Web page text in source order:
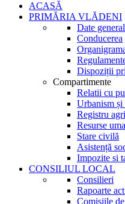
ACASĂ
PRIMĂRIA VLĂDENI
Date
Conducerea
Dispoziții
Compartimente
Relatii cu
Urbanism și
Registru
Resurse
Stare civilă
Asistență
Impozite si
CONSILIUL LOCAL
Consilieri
Rapoarte
Comisiile